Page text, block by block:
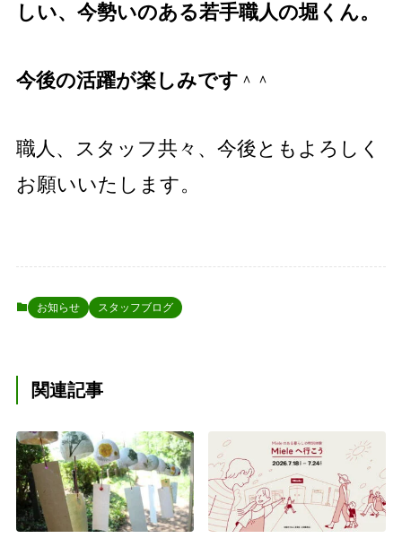
しい、今勢いのある若手職人の堀くん。
今後の活躍が楽しみです ＾＾
職人、スタッフ共々、今後ともよろしく
お願いいたします。
お知らせ スタッフブログ
関連記事